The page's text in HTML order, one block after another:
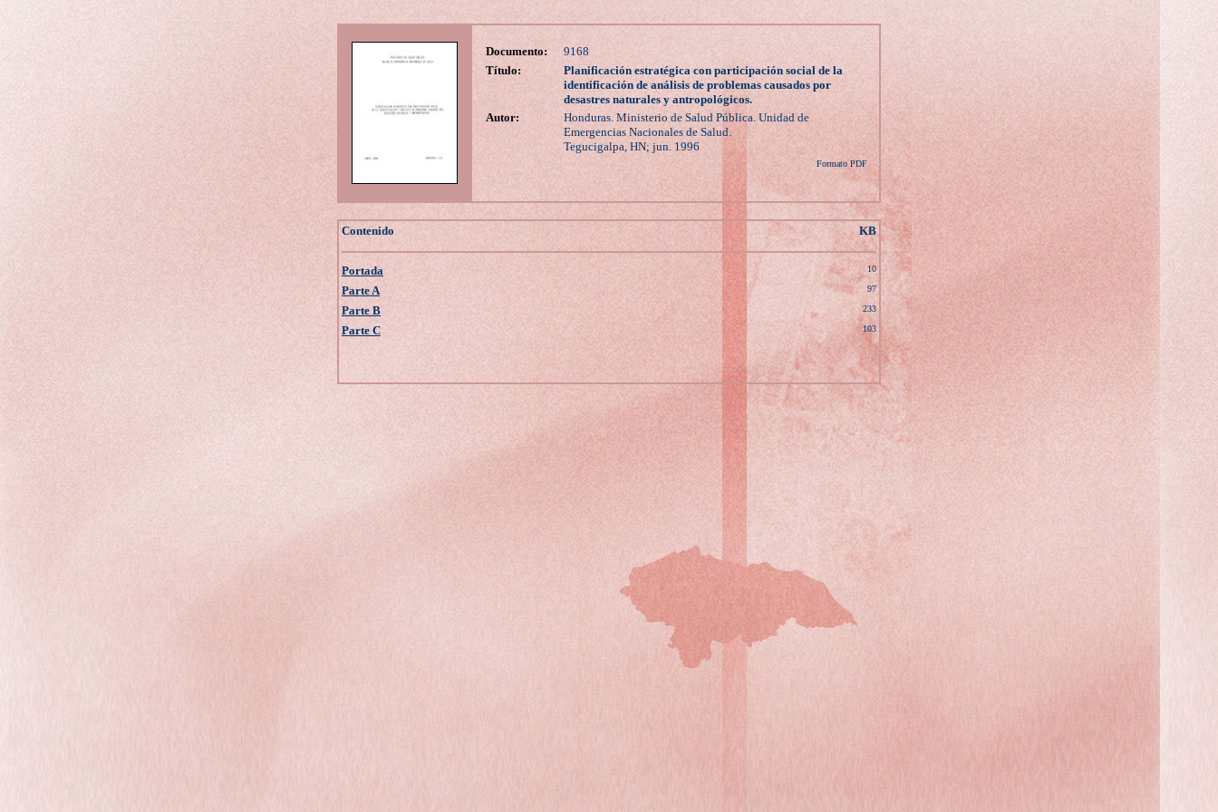
Documento:
9168
Título:
Planificación estratégica con participación social de la
identificación de análisis de problemas causados por
desastres naturales y antropológicos.
Autor:
Honduras. Ministerio de Salud Pública. Unidad de
Emergencias Nacionales de Salud.
Tegucigalpa, HN; jun. 1996
Formato PDF
Contenido KB
Portada 10
Parte A 97
Parte B 233
Parte C 103